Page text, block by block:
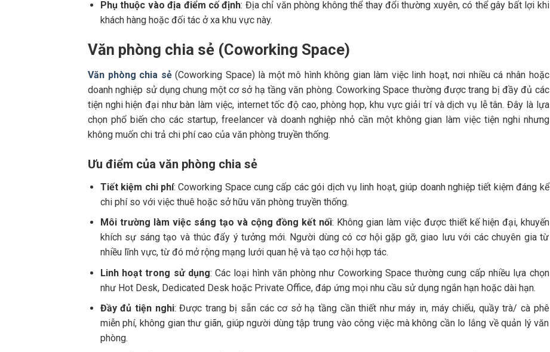
Phụ thuộc vào địa điểm cố định: Địa chỉ văn phòng không thể thay đổi thường xuyên, có thể gây bất lợi khi
khách hàng hoặc đối tác ở xa khu vực này.
Văn phòng chia sẻ (Coworking Space)
Văn phòng chia sẻ(Coworking Space) là một mô hình không gian làm việc linh hoạt, nơi nhiều cá nhân hoặc
doanh nghiệp sử dụng chung một cơ sở hạ tầng văn phòng. Coworking Space thường được trang bị đầy đủ các
tiện nghi hiện đại như bàn làm việc, internet tốc độ cao, phòng họp, khu vực giải trí và dịch vụ lễ tân. Đây là lựa
chọn phổ biến cho các startup, freelancer và doanh nghiệp nhỏ cần một không gian làm việc tiện nghi nhưng
không muốn chi trả chi phí cao của văn phòng truyền thống.
Ưu điểm của văn phòng chia sẻ
Tiết kiệm chi phí: Coworking Space cung cấp các gói dịch vụ linh hoạt, giúp doanh nghiệp tiết kiệm đáng kể
chi phí so với việc thuê hoặc sở hữu văn phòng truyền thống.
Môi trường làm việc sáng tạo và cộng đồng kết nối: Không gian làm việc được thiết kế hiện đại, khuyến
khích sự sáng tạo và thúc đẩy ý tưởng mới. Người dùng có cơ hội gặp gỡ, giao lưu với các chuyên gia từ
nhiều lĩnh vực, từ đó mở rộng mạng lưới quan hệ và tạo cơ hội hợp tác.
Linh hoạt trong sử dụng: Các loại hình văn phòng như Coworking Space thường cung cấp nhiều lựa chọn
như Hot Desk, Dedicated Desk hoặc Private Office, đáp ứng mọi nhu cầu sử dụng ngắn hạn hoặc dài hạn.
Đầy đủ tiện nghi: Được trang bị sẵn các cơ sở hạ tầng cần thiết như máy in, máy chiếu, quầy trà/ cà phê
miễn phí, không gian thư giãn, giúp người dùng tập trung vào công việc mà không cần lo lắng về quản lý văn
phòng.